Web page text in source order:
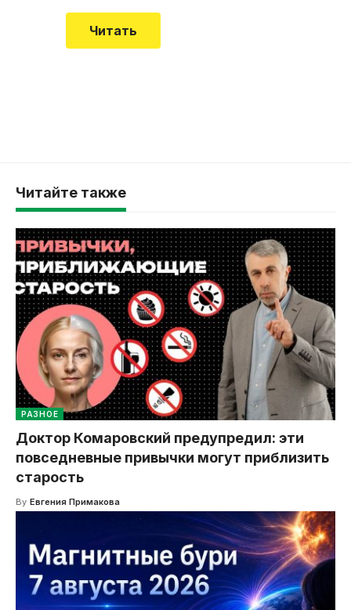
Читать
Читайте также
РАЗНОЕ
Доктор Комаровский предупредил: эти
повседневные привычки могут приблизить
старость
By Евгения Примакова